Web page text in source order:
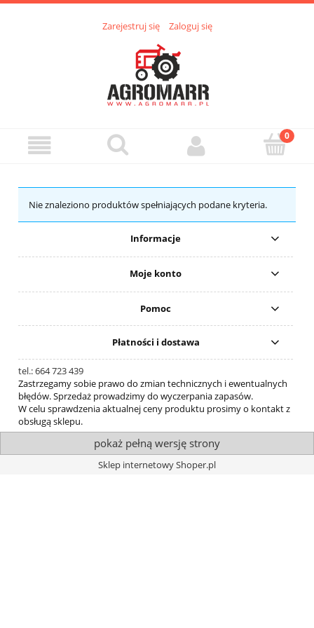
Zarejestruj się Zaloguj się
Nie znaleziono produktów spełniających podane kryteria.
Informacje
Moje konto
Pomoc
Płatności i dostawa
tel.: 664 723 439
Zastrzegamy sobie prawo do zmian technicznych i ewentualnych
błędów. Sprzedaż prowadzimy do wyczerpania zapasów.
W celu sprawdzenia aktualnej ceny produktu prosimy o kontakt z
obsługą sklepu.
pokaż pełną wersję strony
Sklep internetowy Shoper.pl